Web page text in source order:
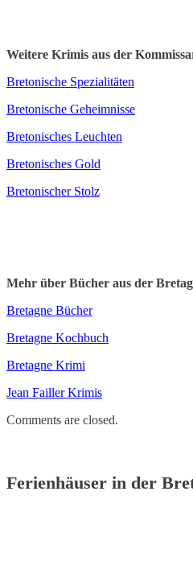
Weitere Krimis aus der
Bretonische Spezialitäten
Bretonische Geheimnisse
Bretonisches Leuchten
Bretonisches Gold
Bretonischer Stolz
Mehr über Bücher aus der
Bretagne Bücher
Bretagne Kochbuch
Bretagne Krimi
Jean Failler Krimis
Comments are closed.
Ferienhäuser in der